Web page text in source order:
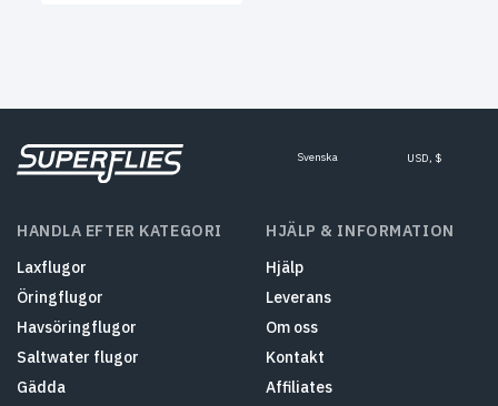
Svenska USD, $
HANDLA EFTER KATEGORI
Laxflugor
Öringflugor
Havsöringflugor
Saltwater flugor
Gädda
HJÄLP & INFORMATION
Hjälp
Leverans
Om oss
Kontakt
Affiliates